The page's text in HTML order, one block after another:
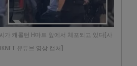
가 캐롤턴 H마트 앞에서 체포되고 있다[사
유튜브 영상 캡처]